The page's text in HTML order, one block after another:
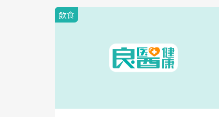
飲食